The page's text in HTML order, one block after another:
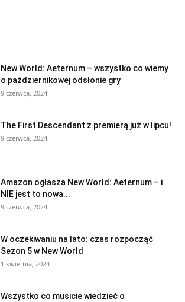
New World: Aeternum – wszystko co wiemy
o październikowej odsłonie gry
9 czerwca, 2024
The First Descendant z premierą już w lipcu!
9 czerwca, 2024
Amazon ogłasza New World: Aeternum – i
NIE jest to nowa...
9 czerwca, 2024
W oczekiwaniu na lato: czas rozpocząć
Sezon 5 w New World
1 kwietnia, 2024
Wszystko co musicie wiedzieć o